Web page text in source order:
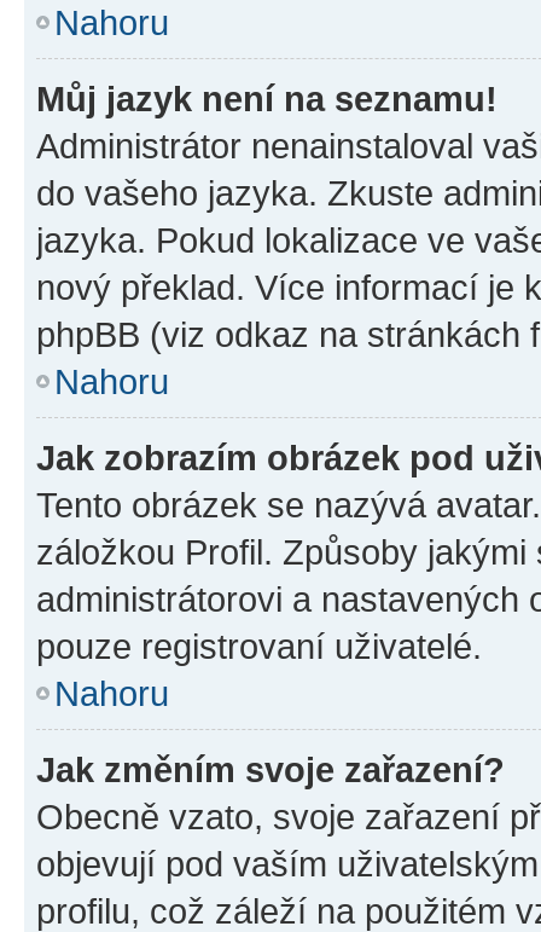
Nahoru
Můj jazyk není na seznamu!
Administrátor nenainstaloval
do vašeho jazyka. Zkuste
jazyka. Pokud lokalizace ve
nový překlad. Více informací je
phpBB (viz odkaz na stránkách
Nahoru
Jak zobrazím obrázek pod
Tento obrázek se nazývá
záložkou Profil. Způsoby
administrátorovi a nastavených
pouze registrovaní uživatelé.
Nahoru
Jak změním svoje zařazení?
Obecně vzato, svoje zařazení
objevují pod vaším
profilu, což záleží na použitém